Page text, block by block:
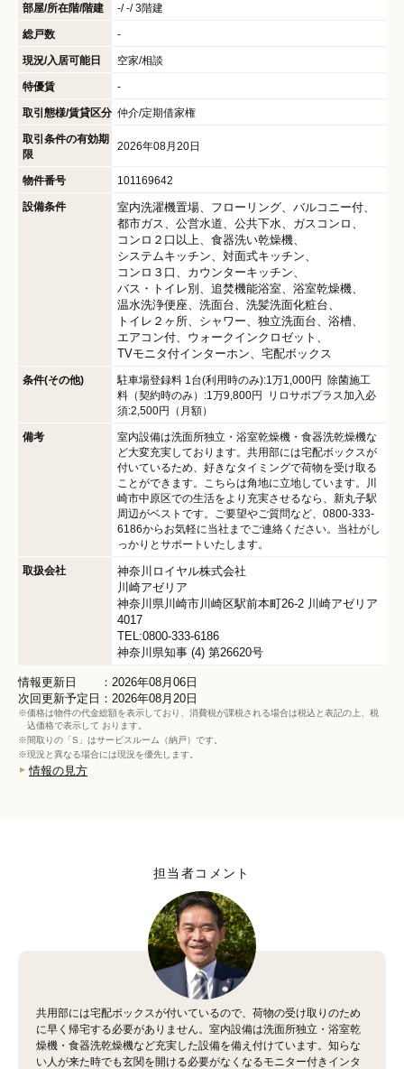
部屋/所在階/階建 -/ -/ 3階建
総戸数 -
現況/入居可能日 空家/相談
特優賃 -
取引態様/賃貸区分 仲介/定期借家権
取引条件の有効期
限
2026年08月20日
物件番号 101169642
設備条件 室内洗濯機置場 フローリング
バルコニー付
都市ガス
公営水道 公共下水
ガスコンロ
コンロ２口以上
食器洗い乾燥機
システムキッチン
対面式キッチン
コンロ３口
カウンターキッチン
バス・トイレ別
追焚機能浴室
浴室乾燥機
温水洗浄便座
洗面台
洗髪洗面化粧台
トイレ２ヶ所
シャワー 独立洗面台
浴槽
エアコン付
ウォークインクロゼット
TVモニタ付インターホン
宅配ボックス
条件(その他)
駐車場登録料 1台(利用時のみ):1万1,000円 除菌施工
料（契約時のみ）:1万9,800円 リロサポプラス加入必
須:2,500円（月額）
備考
室内設備は洗面所独立・浴室乾燥機・食器洗乾燥機な
ど大変充実しております。共用部には宅配ボックスが
付いているため、好きなタイミングで荷物を受け取る
ことができます。こちらは角地に立地しています。川
崎市中原区での生活をより充実させるなら、新丸子駅
周辺がベストです。ご要望やご質問など、0800-333-
6186からお気軽に当社までご連絡ください。当社がし
っかりとサポートいたします。
取扱会社
神奈川ロイヤル株式会社
川崎アゼリア
神奈川県川崎市川崎区駅前本町26-2 川崎アゼリア
4017
TEL:0800-333-6186
神奈川県知事 (4) 第26620号
情報更新日 ：2026年08月06日
次回更新予定日：2026年08月20日
※価格は物件の代金総額を表示しており、消費税が課税される場合は税込と表記の上、税
込価格で表示して おります。
※間取りの「S」はサービスルーム（納戸）です。
※現況と異なる場合には現況を優先します。
情報の見方
担当者コメント
共用部には宅配ボックスが付いているので、荷物の受け取りのため
に早く帰宅する必要がありません。室内設備は洗面所独立・浴室乾
燥機・食器洗乾燥機など充実した設備を備え付けています。知らな
い人が来た時でも玄関を開ける必要がなくなるモニター付きインタ